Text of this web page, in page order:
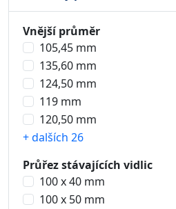
Vnější průměr
105,45 mm
135,60 mm
124,50 mm
119 mm
120,50 mm
+ dalších 26
Průřez stávajících vidlic
100 x 40 mm
100 x 50 mm